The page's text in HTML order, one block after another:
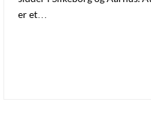
er et…